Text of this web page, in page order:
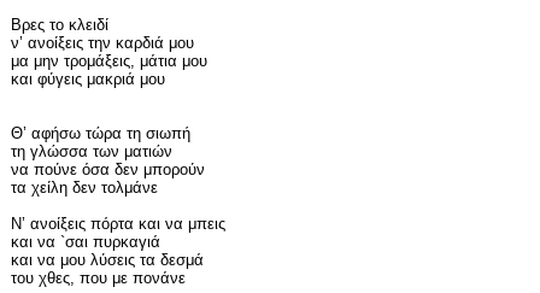
Βρες το κλειδί
ν’ ανοίξεις την καρδιά μου
μα μην τρομάξεις, μάτια μου
και φύγεις μακριά μου
Θ’ αφήσω τώρα τη σιωπή
τη γλώσσα των ματιών
να πούνε όσα δεν μπορούν
τα χείλη δεν τολμάνε
Ν’ ανοίξεις πόρτα και να μπεις
και να `σαι πυρκαγιά
και να μου λύσεις τα δεσμά
του χθες, που με πονάνε